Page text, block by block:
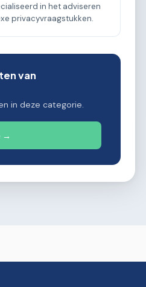
in het adviseren
privacyvraagstukken.
van
in deze categorie.
→